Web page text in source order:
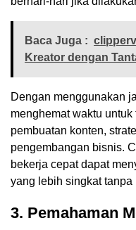
Baca Juga :
Kreator dengan
Dengan menggunakan
menghemat waktu
pembuatan konten,
pengembangan bisnis.
bekerja cepat dapat
yang lebih singkat
3. Pemahaman